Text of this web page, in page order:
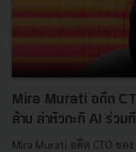
Mira Murati อดีต
ล้าน ล่าหัวกะทิ AI ร่วม
Mira Murati อดีต CTO ขอ